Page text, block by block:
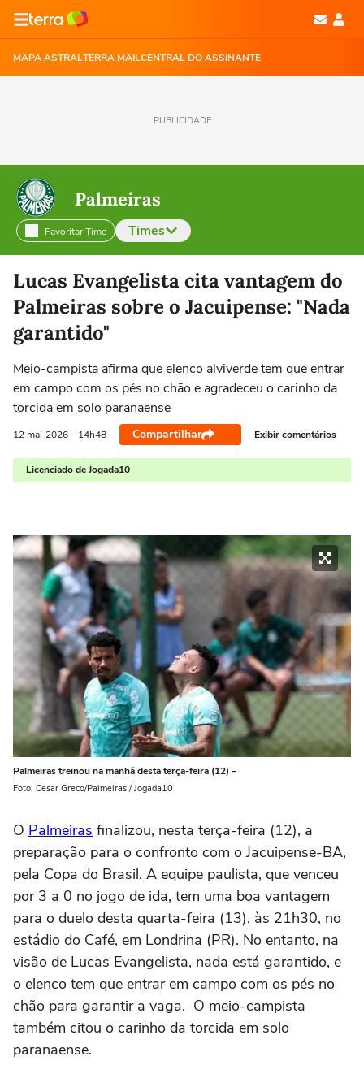
MAPA ASTRALTERRA MAILCENTRAL DO ASSINANTE
PUBLICIDADE
Palmeiras
Favoritar Time Times
Selecione o time para ver as notícias
Lucas Evangelista cita vantagem do
Palmeiras sobre o Jacuipense: "Nada
garantido"
Meio-campista afirma que elenco alviverde tem que entrar
em campo com os pés no chão e agradeceu o carinho da
torcida em solo paranaense
12 mai 2026 - 14h48 Compartilhar Exibir comentários
Licenciado de Jogada10
Palmeiras treinou na manhã desta terça-feira (12) –
Foto: Cesar Greco/Palmeiras / Jogada10
O Palmeiras finalizou, nesta terça-feira (12), a
preparação para o confronto com o Jacuipense-BA,
pela Copa do Brasil. A equipe paulista, que venceu
por 3 a 0 no jogo de ida, tem uma boa vantagem
para o duelo desta quarta-feira (13), às 21h30, no
estádio do Café, em Londrina (PR). No entanto, na
visão de Lucas Evangelista, nada está garantido, e
o elenco tem que entrar em campo com os pés no
chão para garantir a vaga. O meio-campista
também citou o carinho da torcida em solo
paranaense.